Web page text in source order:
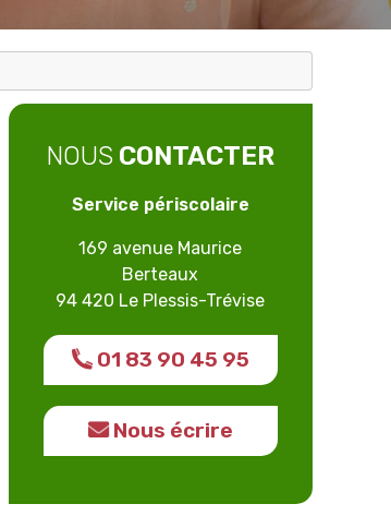
NOUS CONTACTER
Service périscolaire
169 avenue Maurice
Berteaux
94 420 Le Plessis-Trévise
01 83 90 45 95
Nous écrire